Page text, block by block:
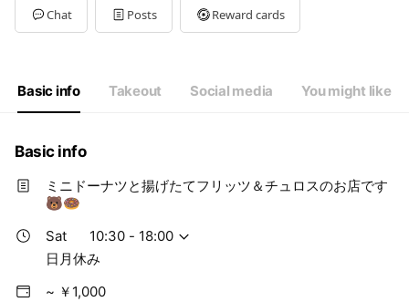
Tue12:00 - 18:00
Wed12:00 - 18:00
10:30 - 18:00
日月休み
Chat Posts Reward cards
Basic info Takeout Social media You might like
Basic info
ミニドーナツと揚げたてフリッツ＆チュロスのお店です
🐻🍩
Sat
10:30 - 18:00
日月休み
~ ￥1,000